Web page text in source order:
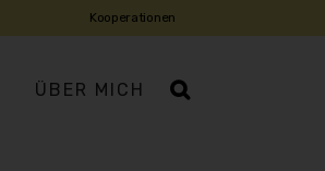
Kooperationen
ÜBER MICH